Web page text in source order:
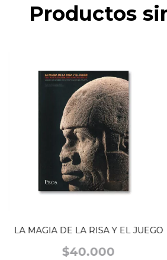
Productos
LA MAGIA DE LA RISA Y EL JUEGO
$40.000